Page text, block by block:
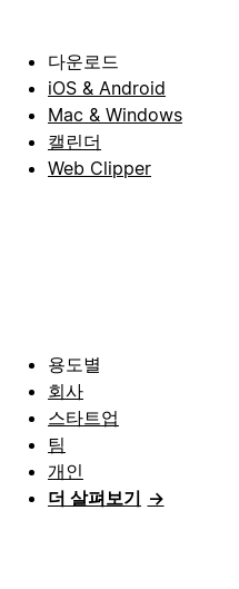
다운로드
iOS & Android
Mac & Windows
캘린더
Web Clipper
용도별
회사
스타트업
팀
개인
더 살펴보기 →